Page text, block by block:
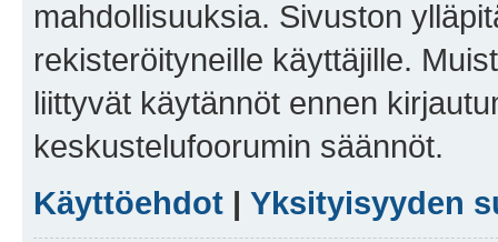
mahdollisuuksia. Sivuston
rekisteröityneille käyttäjille.
liittyvät käytännöt ennen
keskustelufoorumin säännöt.
Käyttöehdot | Yksityisyyden